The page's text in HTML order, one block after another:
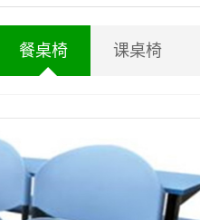
餐桌椅 课桌椅